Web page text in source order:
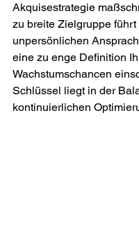
Akquisestrategie
zu breite Zielgruppe führt
unpersönlichen
eine zu enge Definition
Wachstumschancen
Schlüssel liegt in der
kontinuierlichen